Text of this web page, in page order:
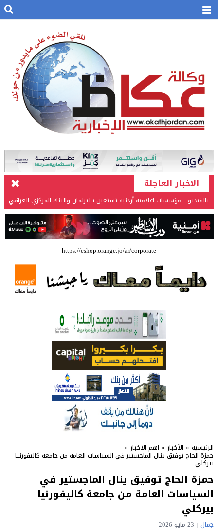
الاخبار العاجلة
بالفيديو .. مؤسسات اعلامية أردنية تستعين بالبرلمان والبنك المركزي العراقي
في قضيتها مع طارق الحسن
بالفيديو .. إرادة القائد ثم التعليم ثم الصناعة والزراعة قذفت ببنجلاديش خلال
عشرين عاما من دخل الفرد ٤٠٠$ سنويا الى ٦٠٠٠ $ ، فهل نستطيع ؟؟؟؟؟
شركة تسابيح للسياحة والسفر تسير اول رحلة لحجاج بيت الله الحرام عبر مطار
الملكة علياء الدولي – صور
العلمية الثقافية الأردنية
حملة للتبرع بالدم في جامعة الزيتونة الأردنية
https://eshop.orange.jo/ar/corporate
الرئيسية » الأخبار » اهم الاخبار »
حمزة الحاج توفيق ينال الماجستير في السياسات العامة من جامعة كاليفورنيا
بيركلي
حمزة الحاج توفيق ينال الماجستير في
السياسات العامة من جامعة كاليفورنيا
بيركلي
جمال 23 مايو 2026